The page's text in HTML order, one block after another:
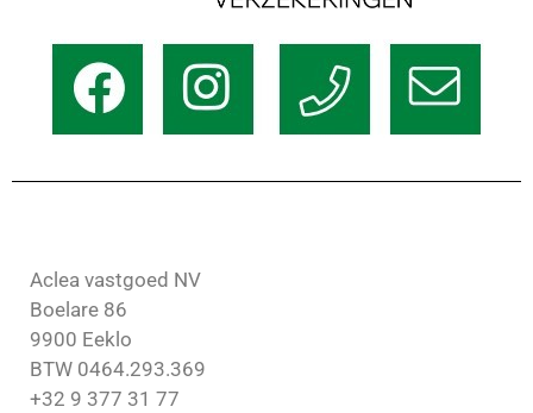
Aclea vastgoed NV
Boelare 86
9900 Eeklo
BTW 0464.293.369
+32 9 377 31 77